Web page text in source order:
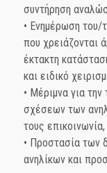
συντήρηση
• Ενημέρωση του/
που χρειάζονται
έκτακτη
και ειδικό
• Μέριμνα για
σχέσεων των
τους
• Προστασία των
ανηλίκων και